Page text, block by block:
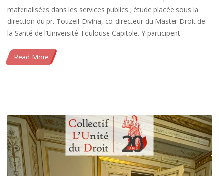
matérialisées dans les services publics ; étude placée sous la
direction du pr. Touzeil-Divina, co-directeur du Master Droit de
la Santé de l’Université Toulouse Capitole. Y participent
Read More